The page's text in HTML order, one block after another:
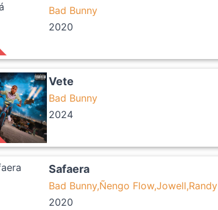
Bad Bunny
2020
Vete
Bad Bunny
2024
Safaera
Bad Bunny,Ñengo Flow,Jowell,Randy
2020